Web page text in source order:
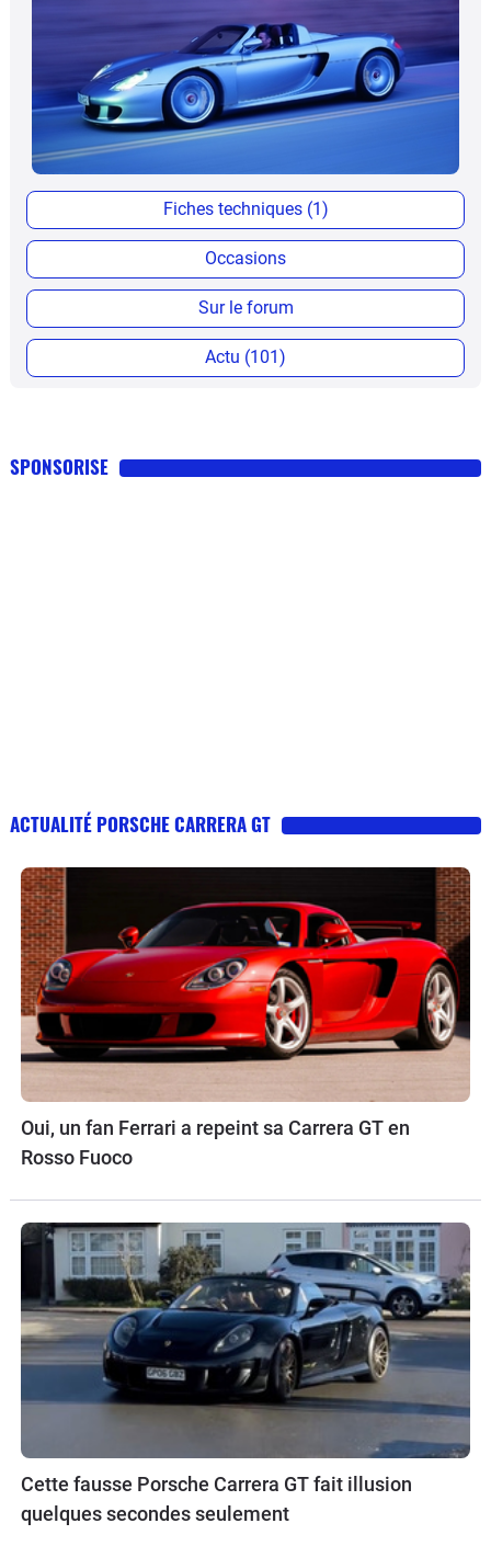
Fiches techniques (1)
Occasions
Sur le forum
Actu (101)
SPONSORISE
ACTUALITÉ PORSCHE CARRERA GT
Oui, un fan Ferrari a repeint sa Carrera GT en
Rosso Fuoco
Cette fausse Porsche Carrera GT fait illusion
quelques secondes seulement